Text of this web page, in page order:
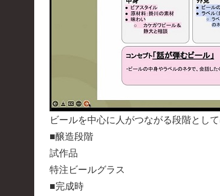
ビールを中心に人がつながる段階として
■醸造段階
試作品
特注ビールグラス
■完成時